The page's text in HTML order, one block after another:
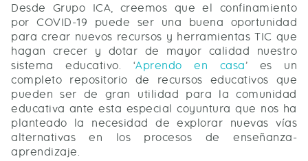
Desde Grupo ICA, creemos que el confinamiento
por COVID-19 puede ser una buena oportunidad
para crear nuevos recursos y herramientas TIC que
hagan crecer y dotar de mayor calidad nuestro
sistema educativo. ‘Aprendo en casa’ es un
completo repositorio de recursos educativos que
pueden ser de gran utilidad para la comunidad
educativa ante esta especial coyuntura que nos ha
planteado la necesidad de explorar nuevas vías
alternativas en los procesos de enseñanza-
aprendizaje.